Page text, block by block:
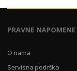
PRAVNE NAPOMENE
O nama
Servisna podrška